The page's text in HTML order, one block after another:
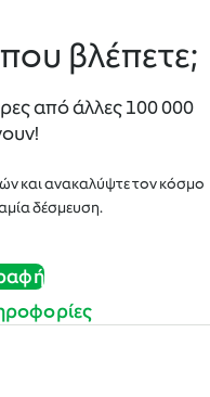
βλέπετε;
από άλλες 100 000
και ανακαλύψτε τον κόσμο
δέσμευση.